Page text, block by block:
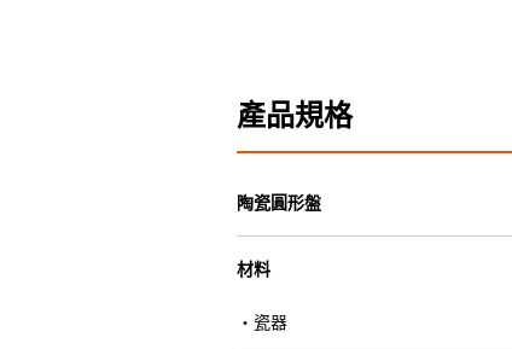
產品規格
陶瓷圓形盤
材料
・瓷器